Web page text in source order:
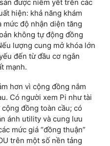
được niêm yết trên các
hiện: khả năng khám
mức độ nhận diện tăng
không tự động đồng
lượng cung mở khóa lớn
đến từ đầu cơ ngắn
mạnh.
hơn vì cộng đồng nắm
Có người xem Pi như tài
đồng toàn cầu; có
ánh utility và cung lưu
mức giá “đồng thuận”
trên một số nền tảng